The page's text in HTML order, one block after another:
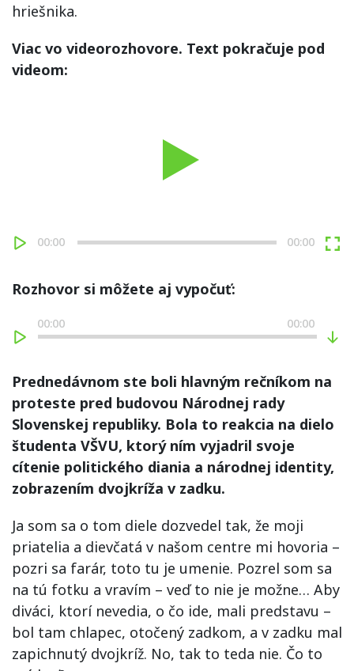
hriešnika.
Viac vo videorozhovore. Text pokračuje pod
videom:
00:00 00:00
Rozhovor si môžete aj vypočuť:
00:00 00:00
Prednedávnom ste boli hlavným rečníkom na
proteste pred budovou Národnej rady
Slovenskej republiky. Bola to reakcia na dielo
študenta VŠVU, ktorý ním vyjadril svoje
cítenie politického diania a národnej identity,
zobrazením dvojkríža v zadku.
Ja som sa o tom diele dozvedel tak, že moji
priatelia a dievčatá v našom centre mi hovoria –
pozri sa farár, toto tu je umenie. Pozrel som sa
na tú fotku a vravím – veď to nie je možne… Aby
diváci, ktorí nevedia, o čo ide, mali predstavu –
bol tam chlapec, otočený zadkom, a v zadku mal
zapichnutý dvojkríž. No, tak to teda nie. Čo to